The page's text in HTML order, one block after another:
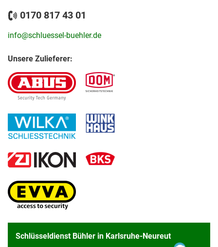
0170 817 43 01
info@schluessel-buehler.de
Unsere Zulieferer:
Schlüsseldienst Bühler in Karlsruhe-Neureut